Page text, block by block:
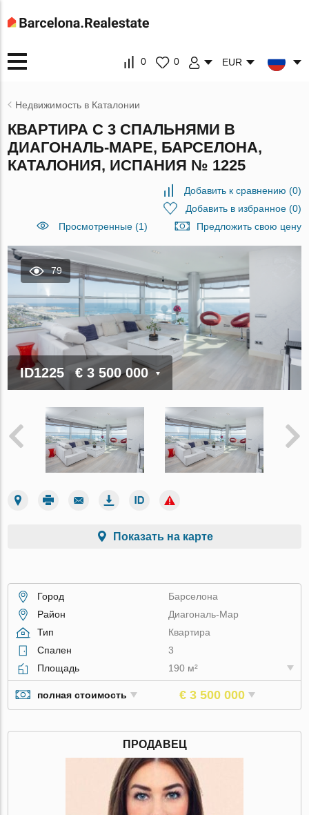
0 0 EUR
Недвижимость в Каталонии
КВАРТИРА С 3 СПАЛЬНЯМИ В
ДИАГОНАЛЬ-МАРЕ, БАРСЕЛОНА,
КАТАЛОНИЯ, ИСПАНИЯ № 1225
Добавить к сравнению (0)
Добавить в избранное(0)
Просмотренные (1)
Предложить свою цену
79
ID1225 € 3 500 000
Показать на карте
Город
Барселона
Район
Диагональ-Мар
Тип
Квартира
Спален
3
Площадь
190 м²
полная стоимость € 3 500 000
ПРОДАВЕЦ